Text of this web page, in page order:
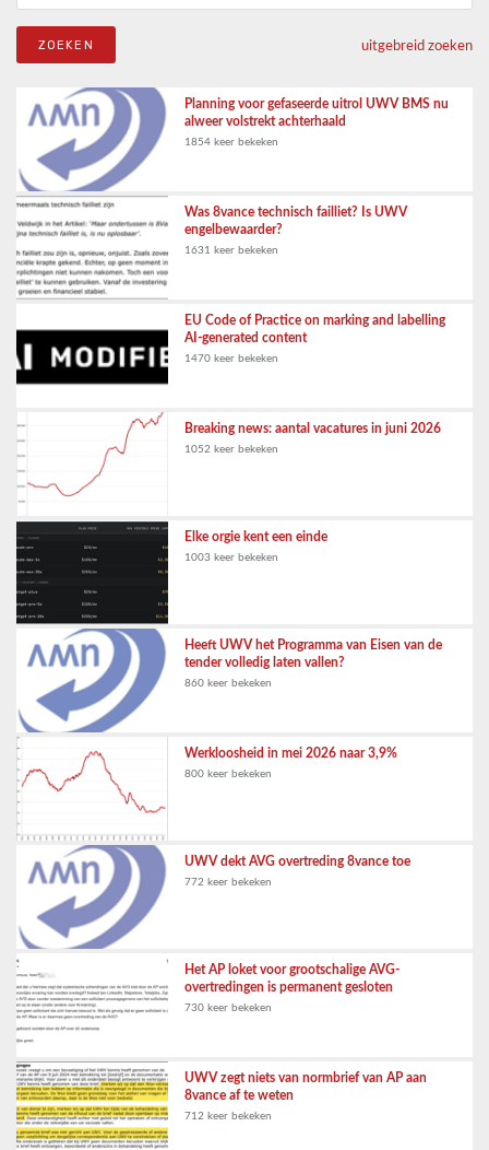
uitgebreid zoeken
Planning voor gefaseerde uitrol UWV BMS nu
alweer volstrekt achterhaald
1854 keer bekeken
Was 8vance technisch failliet? Is UWV
engelbewaarder?
1631 keer bekeken
EU Code of Practice on marking and labelling
AI-generated content
1470 keer bekeken
Breaking news: aantal vacatures in juni 2026
1052 keer bekeken
Elke orgie kent een einde
1003 keer bekeken
Heeft UWV het Programma van Eisen van de
tender volledig laten vallen?
860 keer bekeken
Werkloosheid in mei 2026 naar 3,9%
800 keer bekeken
UWV dekt AVG overtreding 8vance toe
772 keer bekeken
Het AP loket voor grootschalige AVG-
overtredingen is permanent gesloten
730 keer bekeken
UWV zegt niets van normbrief van AP aan
8vance af te weten
712 keer bekeken